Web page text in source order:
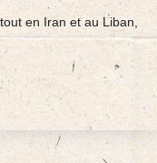
en Iran et au Liban,